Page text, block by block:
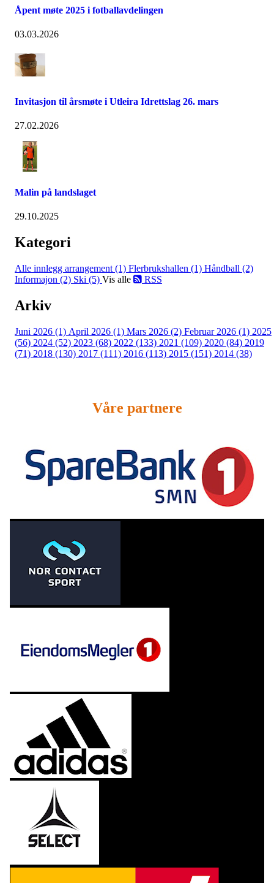
Åpent møte 2025 i fotballavdelingen
03.03.2026
Invitasjon til årsmøte i Utleira Idrettslag 26. mars
27.02.2026
Malin på landslaget
29.10.2025
Kategori
Alle innlegg arrangement (1) Flerbrukshallen (1) Håndball (2)
Informajon (2) Ski (5) Vis alle RSS
Arkiv
Juni 2026 (1) April 2026 (1) Mars 2026 (2) Februar 2026 (1) 2025
(56) 2024 (52) 2023 (68) 2022 (133) 2021 (109) 2020 (84) 2019
(71) 2018 (130) 2017 (111) 2016 (113) 2015 (151) 2014 (38)
Våre partnere